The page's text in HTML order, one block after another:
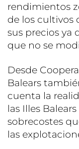
rendimientos
de los cultivos
sus precios ya
que no se
Desde
Balears
cuenta la
las Illes
sobrecostes
las